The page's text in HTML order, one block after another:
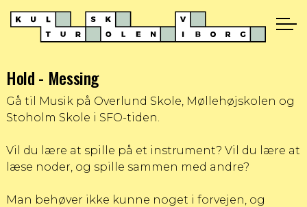
Hold - Messing
Gå til Musik på Overlund Skole, Møllehøjskolen og
Stoholm Skole i SFO-tiden.
Vil du lære at spille på et instrument? Vil du lære at
læse noder, og spille sammen med andre?
Man behøver ikke kunne noget i forvejen, og